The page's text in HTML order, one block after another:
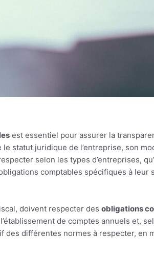
est essentiel pour assurer la
statut juridique de l’entreprise, son
selon les types d’entreprises,
comptables spécifiques à
doivent respecter des obligations
de comptes annuels et,
différentes normes à respecter, en